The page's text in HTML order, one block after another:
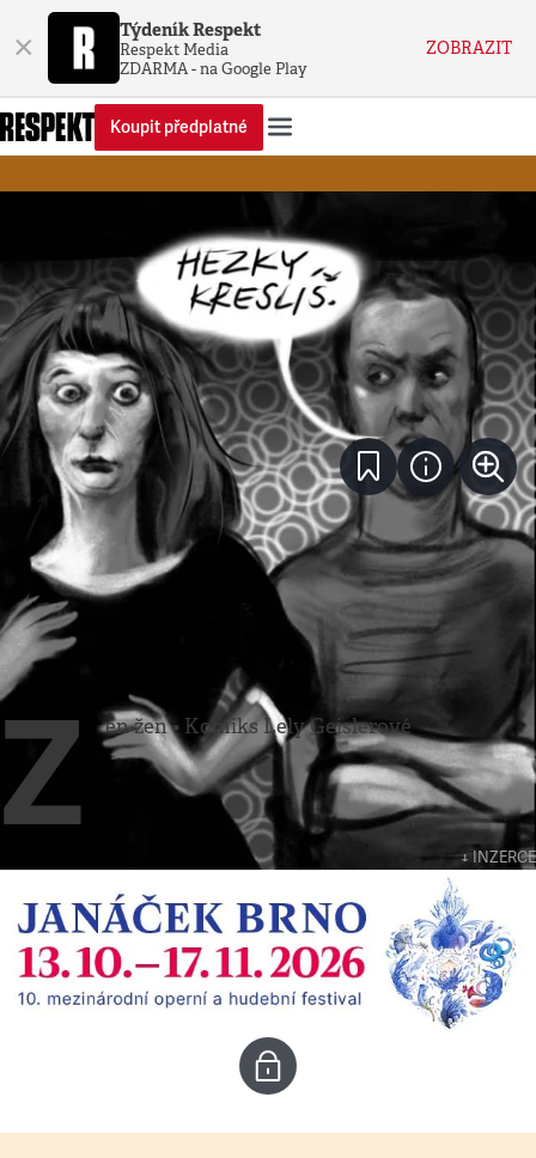
× Týdeník Respekt
Respekt Media
ZDARMA - na Google Play
ZOBRAZIT
Koupit předplatné
Komiks 9. 12. 2012
Zen žen
Lela Geislerová
Z en žen • Komiks Lely Geislerové
↓ INZERCE